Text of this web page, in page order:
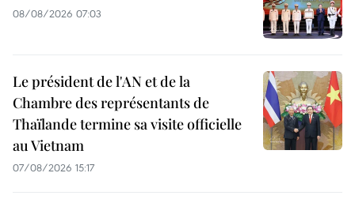
08/08/2026 07:03
Le président de l'AN et de la
Chambre des représentants de
Thaïlande termine sa visite officielle
au Vietnam
07/08/2026 15:17